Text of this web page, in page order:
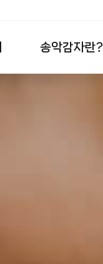
송악감자란?